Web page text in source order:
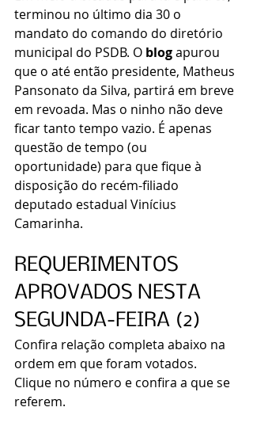
terminou no último dia 30 o
mandato do comando do diretório
municipal do PSDB. O blog apurou
que o até então presidente, Matheus
Pansonato da Silva, partirá em breve
em revoada. Mas o ninho não deve
ficar tanto tempo vazio. É apenas
questão de tempo (ou
oportunidade) para que fique à
disposição do recém-filiado
deputado estadual Vinícius
Camarinha.
REQUERIMENTOS
APROVADOS NESTA
SEGUNDA-FEIRA (2)
Confira relação completa abaixo na
ordem em que foram votados.
Clique no número e confira a que se
referem.